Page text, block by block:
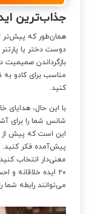
جذاب‌ترین
همان‌طور که پیش‌تر
دوست دختر یا
بازگرداندن صمیمیت
مناسب برای کادو
کنید.
با این حال، هدایای
شانس شما را برای
این است که پیش از
پیش‌آمده فکر
معنی‌دار انتخاب
۲۰ ایده خلاقانه
می‌توانند رابطه شما